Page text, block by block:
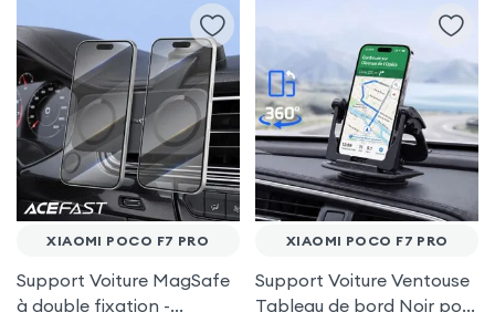
XIAOMI POCO F7 PRO
Support Voiture MagSafe
à double fixation -
XIAOMI POCO F7 PRO
Support Voiture Ventouse
Tableau de bord Noir pour